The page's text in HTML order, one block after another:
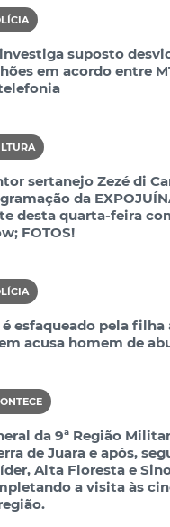
suposto
em acordo entre
sertanejo Zezé di
da
desta quarta-feira
FOTOS!
é esfaqueado pela filha
acusa homem de
da 9ª Região
de Juara e após,
Alta Floresta e
a visita às